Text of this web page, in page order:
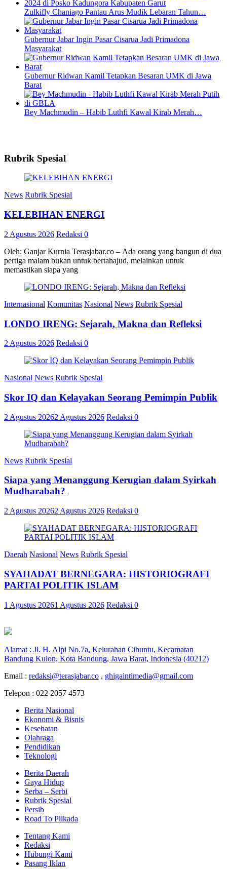
Zulkifly Chaniago Pantau Arus Mudik Lebaran Tahun…
Gubernur Jabar Ingin Pasar Cisarua Jadi Primadona
Masyarakat
Gubernur Ridwan Kamil Tetapkan Besaran UMK di Jawa
Barat
Bey Machmudin – Habib Luthfi Kawal Kirab Merah…
Rubrik Spesial
News Rubrik Spesial
KELEBIHAN ENERGI
2 Agustus 2026 Redaksi 0
Oleh: Ganjar Kurnia Terasjabar.co – Ada orang yang bangun di dua
pertiga malam bukan untuk bertahajud, melainkan untuk
memastikan siapa yang
Internasional Komunitas Nasional News Rubrik Spesial
LONDO IRENG: Sejarah, Makna dan Refleksi
2 Agustus 2026 Redaksi 0
Nasional News Rubrik Spesial
Skor IQ dan Kelayakan Seorang Pemimpin Publik
2 Agustus 20262 Agustus 2026 Redaksi 0
News Rubrik Spesial
Siapa yang Menanggung Kerugian dalam Syirkah
Mudharabah?
2 Agustus 20262 Agustus 2026 Redaksi 0
Daerah Nasional News Rubrik Spesial
SYAHADAT BERNEGARA: HISTORIOGRAFI
PARTAI POLITIK ISLAM
1 Agustus 20261 Agustus 2026 Redaksi 0
Alamat : Jl. H. Alpi No.7a, Kelurahan Cibuntu, Kecamatan
Bandung Kulon, Kota Bandung, Jawa Barat, Indonesia (40212)
Email : redaksi@terasjabar.co , ghigaintimedia@gmail.com
Telepon : 022 2057 4573
Berita Nasional
Ekonomi & Bisnis
Kesehatan
Olahraga
Pendidikan
Teknologi
Berita Daerah
Gaya Hidup
Serba – Serbi
Rubrik Spesial
Persib
Road To Pilkada
Tentang Kami
Redaksi
Hubungi Kami
Pasang Iklan